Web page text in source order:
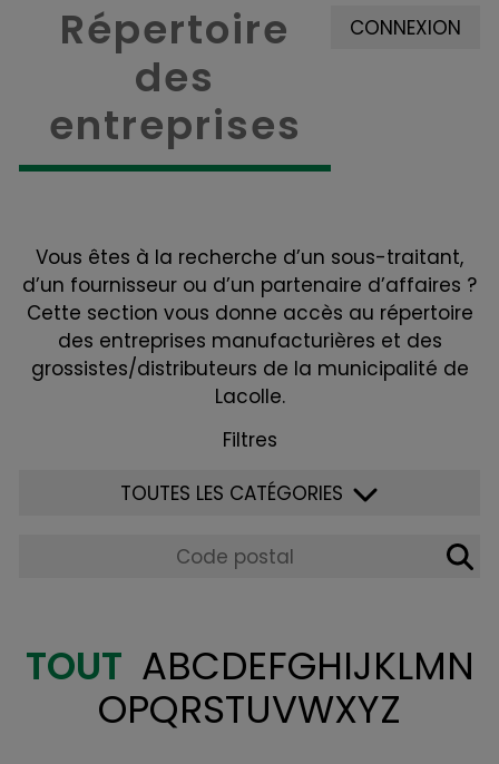
Répertoire
des
entreprises
CONNEXION
Vous êtes à la recherche d’un sous-traitant,
d’un fournisseur ou d’un partenaire d’affaires ?
Cette section vous donne accès au répertoire
des entreprises manufacturières et des
grossistes/distributeurs de la municipalité de
Lacolle.
Filtres
TOUTES LES CATÉGORIES
TOUT ABCDEFGHIJKLMN
OPQRSTUVWXYZ